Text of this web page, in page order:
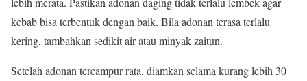
kebab bisa terbentuk dengan baik. Bila adonan terasa terlalu
kering, tambahkan sedikit air atau minyak zaitun.
Setelah adonan tercampur rata, diamkan selama kurang lebih 30